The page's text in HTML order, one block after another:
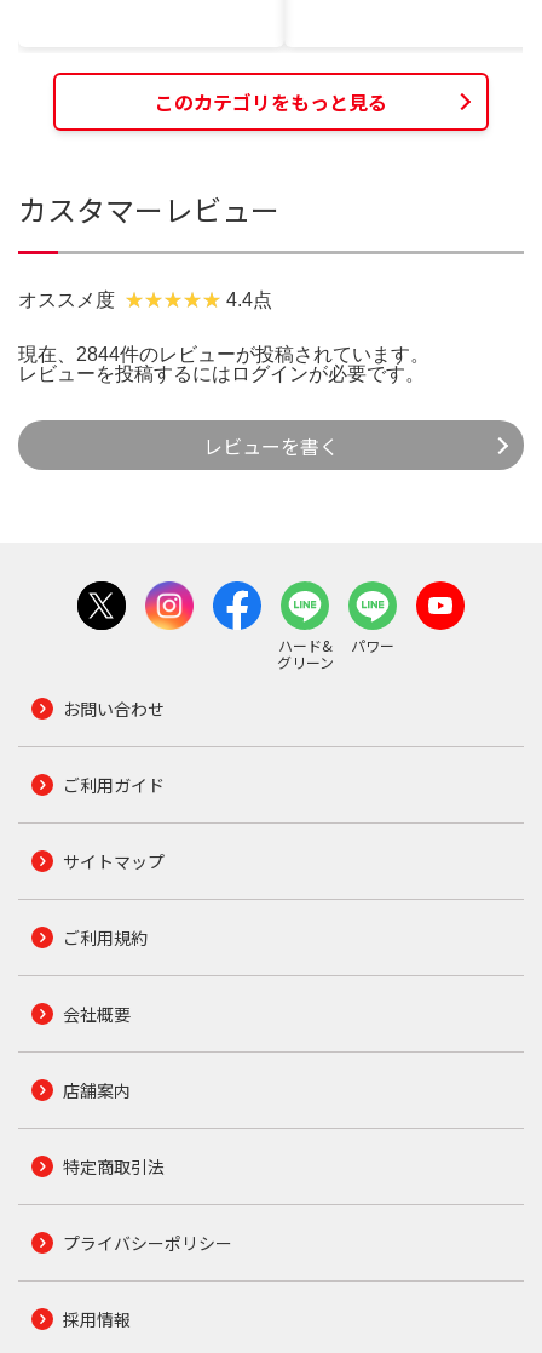
このカテゴリをもっと見る
カスタマーレビュー
オススメ度 4.4点
現在、2844件のレビューが投稿されています。
レビューを投稿するには ログインが必要です。
レビューを書く
ハード&
グリーン
パワー
お問い合わせ
ご利用ガイド
サイトマップ
ご利用規約
会社概要
店舗案内
特定商取引法
プライバシーポリシー
採用情報